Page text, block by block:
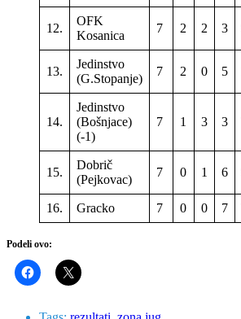
12.
OFK
Kosanica
7 2 2 3
13.
Jedinstvo
(G.Stopanje)
7 2 0 5
14.
Jedinstvo
(Bošnjace)
(-1)
7 1 3 3
15.
Dobrič
(Pejkovac)
7 0 1 6
16. Gracko 7 0 0 7
Podeli ovo: